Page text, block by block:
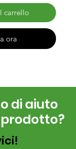
carrello
ora
di aiuto